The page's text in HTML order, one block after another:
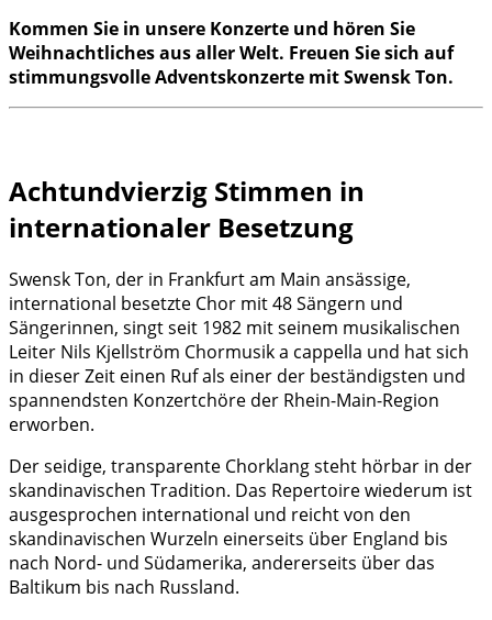
Kommen Sie in unsere Konzerte und hören Sie
Weihnachtliches aus aller Welt. Freuen Sie sich auf
stimmungsvolle Adventskonzerte mit Swensk Ton.
Achtundvierzig Stimmen in
internationaler Besetzung
Swensk Ton, der in Frankfurt am Main ansässige,
international besetzte Chor mit 48 Sängern und
Sängerinnen, singt seit 1982 mit seinem musikalischen
Leiter Nils Kjellström Chormusik a cappella und hat sich
in dieser Zeit einen Ruf als einer der beständigsten und
spannendsten Konzertchöre der Rhein-Main-Region
erworben.
Der seidige, transparente Chorklang steht hörbar in der
skandinavischen Tradition. Das Repertoire wiederum ist
ausgesprochen international und reicht von den
skandinavischen Wurzeln einerseits über England bis
nach Nord- und Südamerika, andererseits über das
Baltikum bis nach Russland.